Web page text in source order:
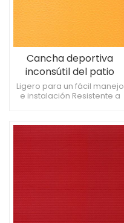
Cancha deportiva
inconsútil del patio
trasero del baloncesto
del suelo del PVC de 4,5
Ligero para un fácil manejo
e instalación Resistente a
interiores y exteriores